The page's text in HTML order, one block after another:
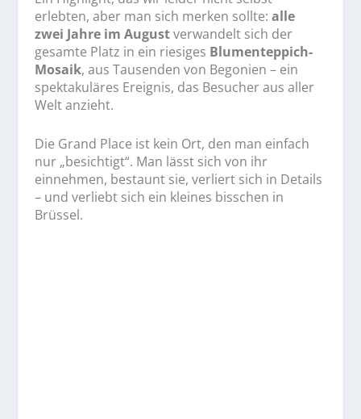
erlebten, aber man sich merken sollte: alle
zwei Jahre im Augustverwandelt sich der
gesamte Platz in ein riesiges Blumenteppich-
Mosaik, aus Tausenden von Begonien – ein
spektakuläres Ereignis, das Besucher aus aller
Welt anzieht.
Die Grand Place ist kein Ort, den man einfach
nur „besichtigt“. Man lässt sich von ihr
einnehmen, bestaunt sie, verliert sich in Details
– und verliebt sich ein kleines bisschen in
Brüssel.